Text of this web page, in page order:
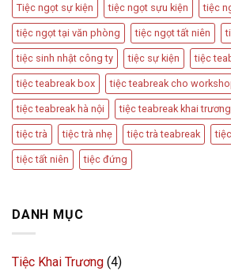
Tiệc ngọt sự kiện tiệc ngọt sựu kiện tiệc
tiệc ngọt tại văn phòng tiệc ngọt tất niên
tiệc sinh nhật công ty tiệc sự kiện tiệc
tiệc teabreak box tiệc teabreak cho
tiệc teabreak hà nội tiệc teabreak khai trương
tiệc trà tiệc trà nhẹ tiệc trà teabreak
tiệc tất niên tiệc đứng
DANH MỤC
Tiệc Khai Trương (4)